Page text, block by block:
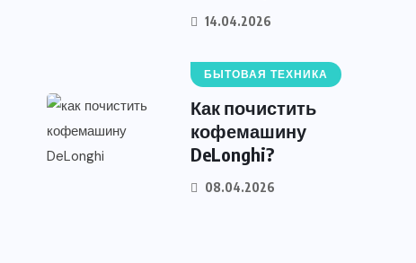
14.04.2026
БЫТОВАЯ ТЕХНИКА
Как почистить
кофемашину
DeLonghi?
08.04.2026